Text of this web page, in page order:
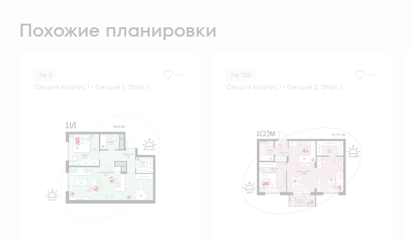
Похожие планировки
№ 2
Секция Корпус 1 - Секция 1, Этаж 1
№ 158
Секция Корпус 1 - Секция 2, Этаж 1